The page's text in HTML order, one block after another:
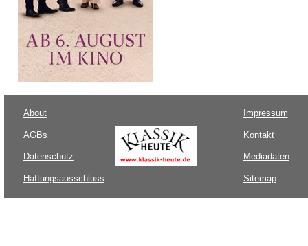
About
AGBs
Datenschutz
Haftungsausschluss
Impressum
Kontakt
Mediadaten
Sitemap